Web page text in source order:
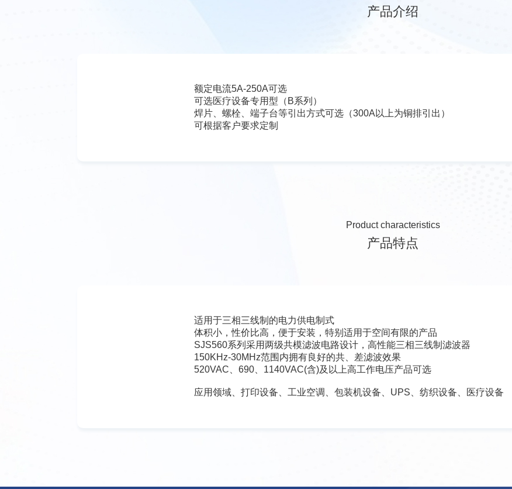
产品介绍
额定电流5A-250A可选
可选医疗设备专用型（B系列）
焊片、螺栓、端子台等引出方式可选（300A以上为铜排引出）
可根据客户要求定制
Product characteristics
产品特点
适用于三相三线制的电力供电制式
体积小，性价比高，便于安装，特别适用于空间有限的产品
SJS560系列采用两级共模滤波电路设计，高性能三相三线制滤波器
150KHz-30MHz范围内拥有良好的共、差滤波效果
520VAC、690、1140VAC(含)及以上高工作电压产品可选
应用领域、打印设备、工业空调、包装机设备、UPS、纺织设备、医疗设备